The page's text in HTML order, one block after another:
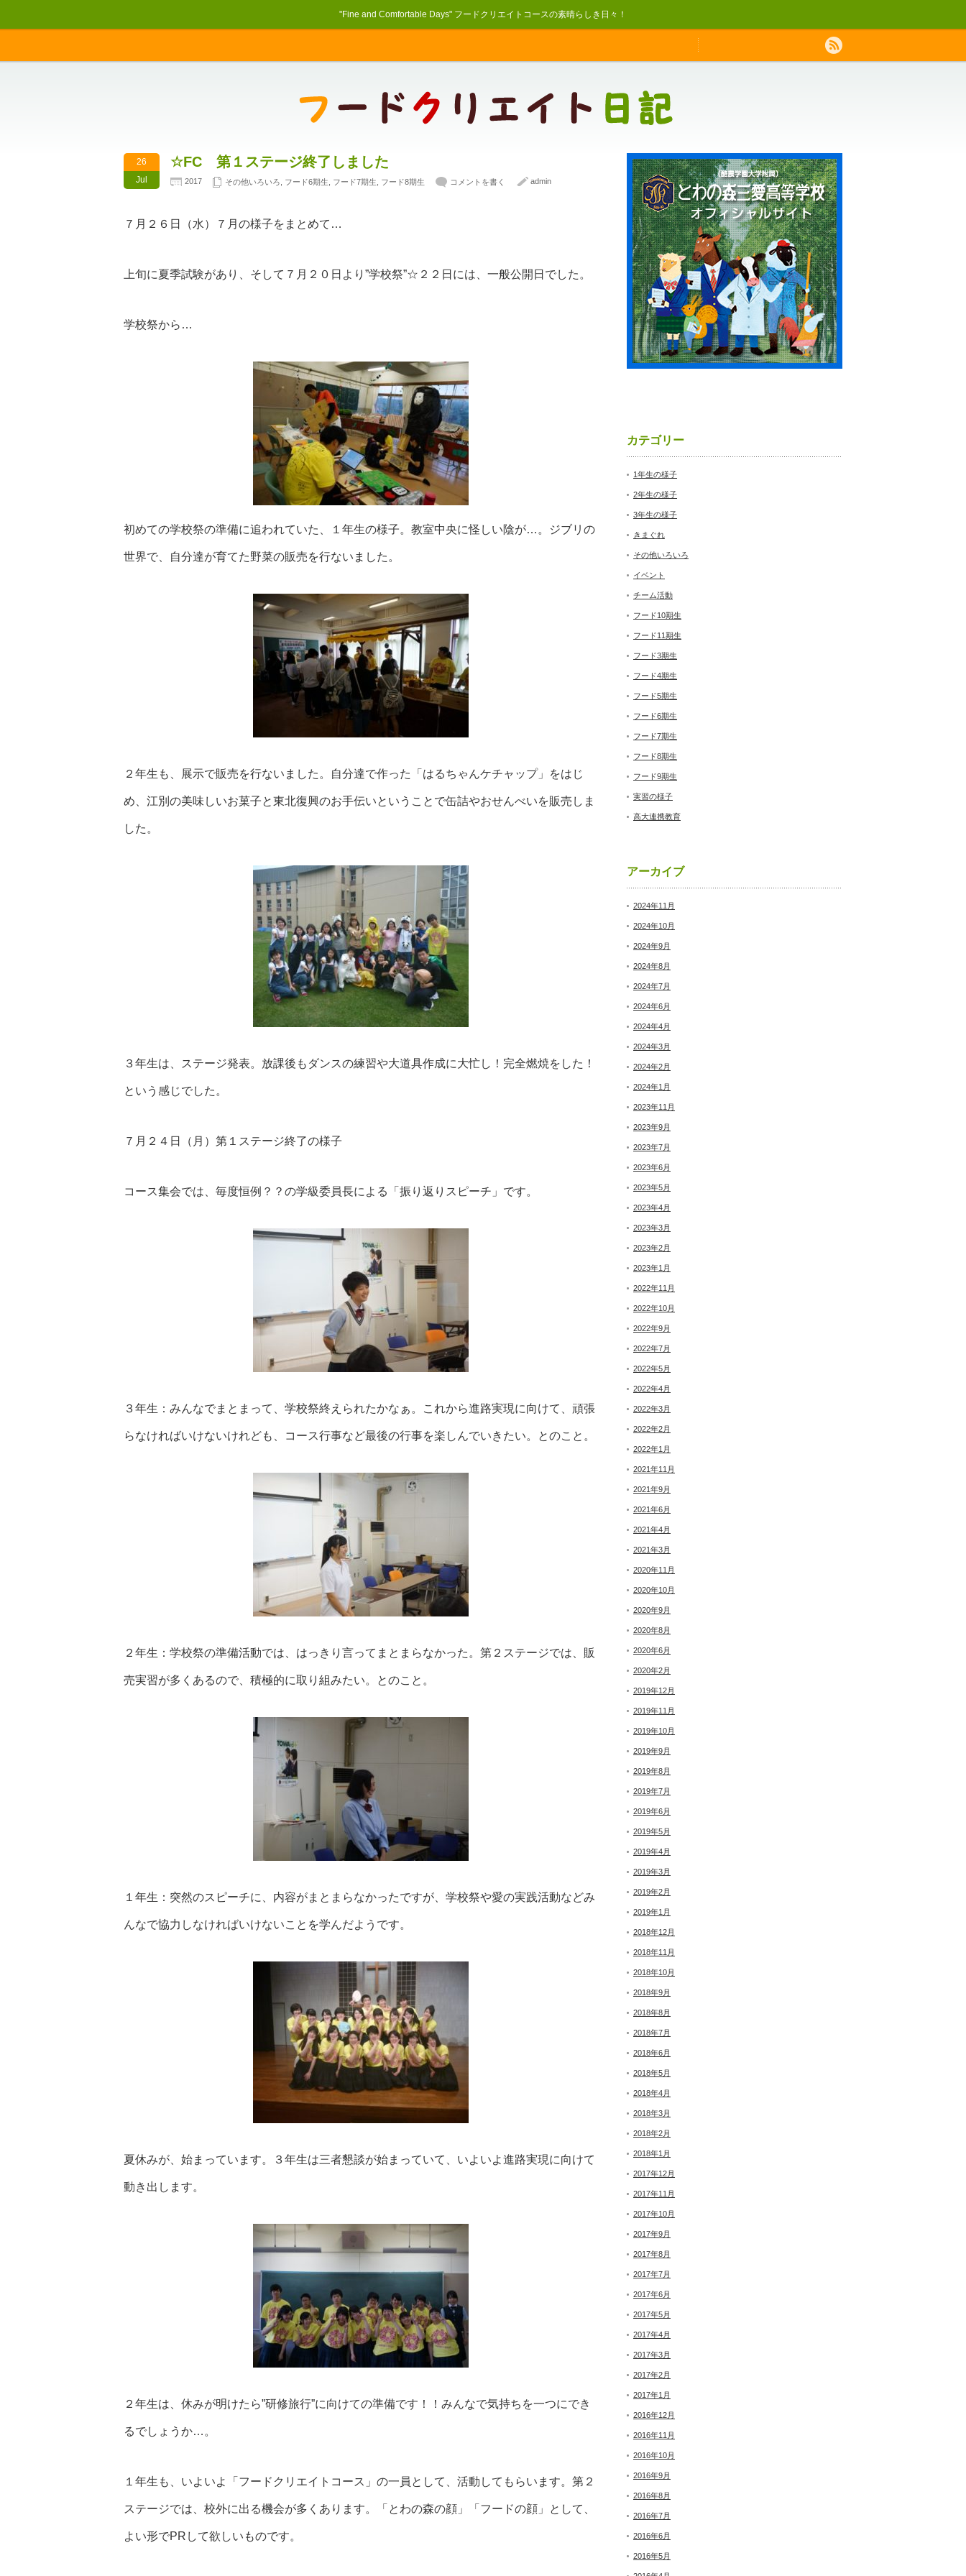
"Fine and Comfortable Days" フードクリエイトコースの素晴らしき日々！
26
Jul
☆FC 第１ステージ終了しました
2017 その他いろいろ フード6期生 フード7期生 フード8期生 コメントを書く admin
７月２６日（水）７月の様子をまとめて…
上旬に夏季試験があり、そして７月２０日より”学校祭”☆２２日には、一般公開日でした。
学校祭から…
初めての学校祭の準備に追われていた、１年生の様子。教室中央に怪しい陰が…。ジブリの
世界で、自分達が育てた野菜の販売を行ないました。
２年生も、展示で販売を行ないました。自分達で作った「はるちゃんケチャップ」をはじ
め、江別の美味しいお菓子と東北復興のお手伝いということで缶詰やおせんべいを販売しま
した。
３年生は、ステージ発表。放課後もダンスの練習や大道具作成に大忙し！完全燃焼をした！
という感じでした。
７月２４日（月）第１ステージ終了の様子
コース集会では、毎度恒例？？の学級委員長による「振り返りスピーチ」です。
３年生：みんなでまとまって、学校祭終えられたかなぁ。これから進路実現に向けて、頑張
らなければいけないけれども、コース行事など最後の行事を楽しんでいきたい。とのこと。
２年生：学校祭の準備活動では、はっきり言ってまとまらなかった。第２ステージでは、販
売実習が多くあるので、積極的に取り組みたい。とのこと。
１年生：突然のスピーチに、内容がまとまらなかったですが、学校祭や愛の実践活動などみ
んなで協力しなければいけないことを学んだようです。
夏休みが、始まっています。３年生は三者懇談が始まっていて、いよいよ進路実現に向けて
動き出します。
２年生は、休みが明けたら”研修旅行”に向けての準備です！！みんなで気持ちを一つにでき
るでしょうか…。
１年生も、いよいよ「フードクリエイトコース」の一員として、活動してもらいます。第２
ステージでは、校外に出る機会が多くあります。「とわの森の顔」「フードの顔」として、
よい形でPRして欲しいものです。
カテゴリー
1年生の様子
2年生の様子
3年生の様子
きまぐれ
その他いろいろ
イベント
チーム活動
フード10期生
フード11期生
フード3期生
フード4期生
フード5期生
フード6期生
フード7期生
フード8期生
フード9期生
実習の様子
高大連携教育
アーカイブ
2024年11月
2024年10月
2024年9月
2024年8月
2024年7月
2024年6月
2024年4月
2024年3月
2024年2月
2024年1月
2023年11月
2023年9月
2023年7月
2023年6月
2023年5月
2023年4月
2023年3月
2023年2月
2023年1月
2022年11月
2022年10月
2022年9月
2022年7月
2022年5月
2022年4月
2022年3月
2022年2月
2022年1月
2021年11月
2021年9月
2021年6月
2021年4月
2021年3月
2020年11月
2020年10月
2020年9月
2020年8月
2020年6月
2020年2月
2019年12月
2019年11月
2019年10月
2019年9月
2019年8月
2019年7月
2019年6月
2019年5月
2019年4月
2019年3月
2019年2月
2019年1月
2018年12月
2018年11月
2018年10月
2018年9月
2018年8月
2018年7月
2018年6月
2018年5月
2018年4月
2018年3月
2018年2月
2018年1月
2017年12月
2017年11月
2017年10月
2017年9月
2017年8月
2017年7月
2017年6月
2017年5月
2017年4月
2017年3月
2017年2月
2017年1月
2016年12月
2016年11月
2016年10月
2016年9月
2016年8月
2016年7月
2016年6月
2016年5月